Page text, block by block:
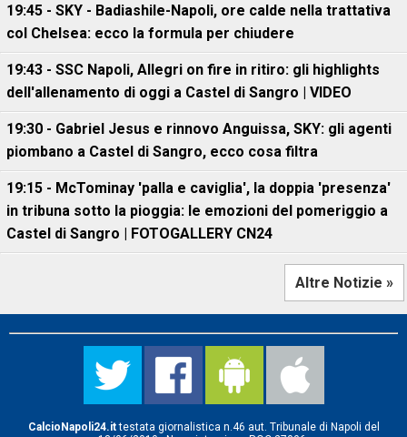
19:45 - SKY - Badiashile-Napoli, ore calde nella trattativa
col Chelsea: ecco la formula per chiudere
19:43 - SSC Napoli, Allegri on fire in ritiro: gli highlights
dell'allenamento di oggi a Castel di Sangro | VIDEO
19:30 - Gabriel Jesus e rinnovo Anguissa, SKY: gli agenti
piombano a Castel di Sangro, ecco cosa filtra
19:15 - McTominay 'palla e caviglia', la doppia 'presenza'
in tribuna sotto la pioggia: le emozioni del pomeriggio a
Castel di Sangro | FOTOGALLERY CN24
Altre Notizie »
CalcioNapoli24.ittestata giornalistica n.46 aut. Tribunale di Napoli del